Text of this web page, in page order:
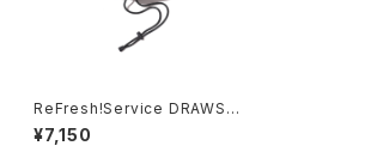
ReFresh!Service DRAWST
RING POUCH HAT
¥7,150